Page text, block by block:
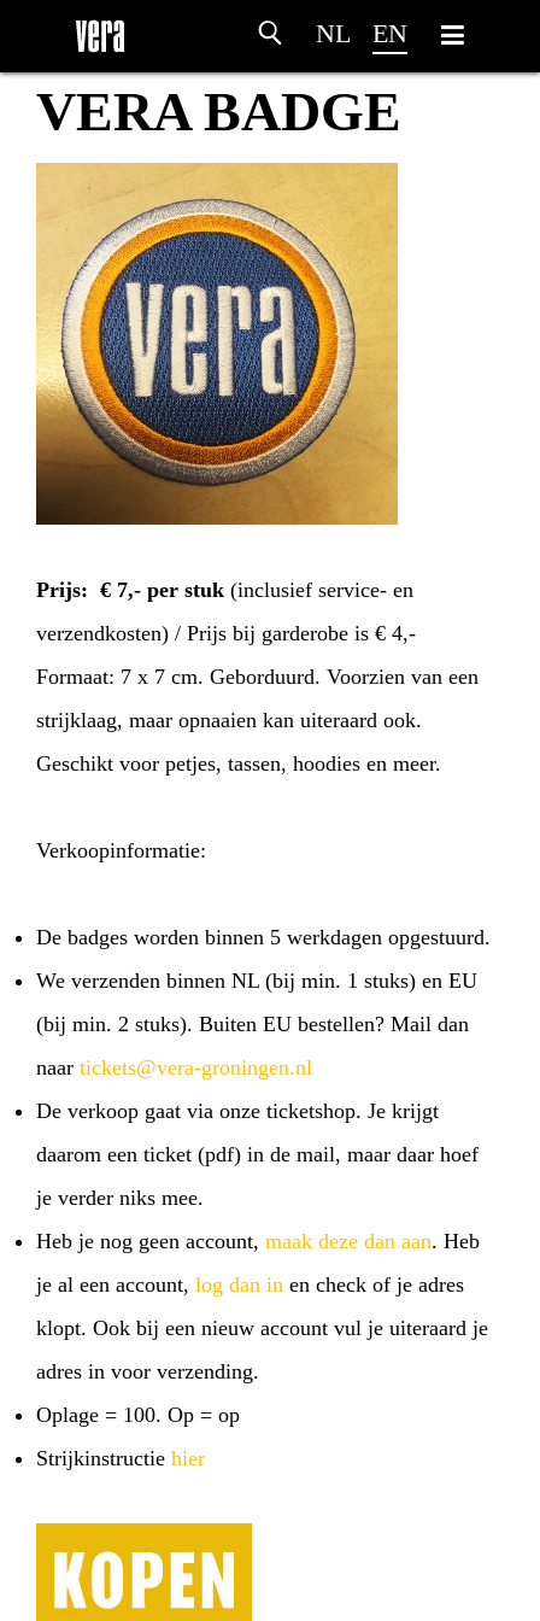
NL EN
PHOTOSNEWS INFOWEBSHOP
MY TICKETS
VERA BADGE
Prijs: € 7,- per stuk (inclusief service- en
verzendkosten) / Prijs bij garderobe is € 4,-
Formaat: 7 x 7 cm. Geborduurd. Voorzien van een
strijklaag, maar opnaaien kan uiteraard ook.
Geschikt voor petjes, tassen, hoodies en meer.
Verkoopinformatie:
De badges worden binnen 5 werkdagen opgestuurd.
We verzenden binnen NL (bij min. 1 stuks) en EU
(bij min. 2 stuks). Buiten EU bestellen? Mail dan
naar tickets@vera-groningen.nl
De verkoop gaat via onze ticketshop. Je krijgt
daarom een ticket (pdf) in de mail, maar daar hoef
je verder niks mee.
Heb je nog geen account, maak deze dan aan. Heb
je al een account, log dan in en check of je adres
klopt. Ook bij een nieuw account vul je uiteraard je
adres in voor verzending.
Oplage = 100. Op = op
Strijkinstructie hier